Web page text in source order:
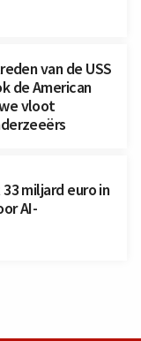
van de USS
de American
vloot
miljard euro in
AI-